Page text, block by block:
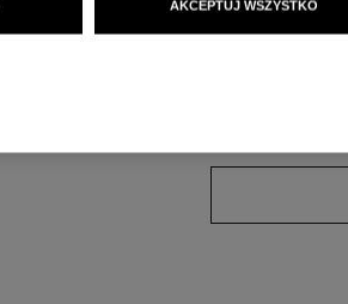
AKCEPTUJ WSZYSTKO